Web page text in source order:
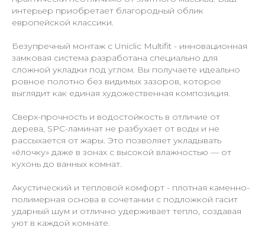
интерьер приобретает благородный облик
европейской классики.
Безупречный монтаж с Uniclic Multifit - инновационная
замковая система разработана специально для
сложной укладки под углом. Вы получаете идеально
ровное полотно без видимых зазоров, которое
выглядит как единая художественная композиция.
Сверх-прочность и водостойкость в отличие от
дерева, SPC-ламинат не разбухает от воды и не
рассыхается от жары. Это позволяет укладывать
«ёлочку» даже в зонах с высокой влажностью — от
кухонь до ванных комнат.
Акустический и тепловой комфорт - плотная каменно-
полимерная основа в сочетании с подложкой гасит
ударный шум и отлично удерживает тепло, создавая
уют в каждой комнате.